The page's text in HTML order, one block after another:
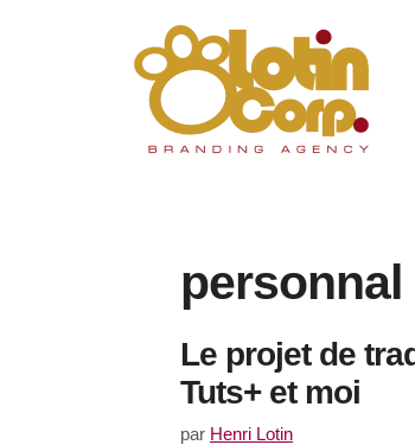
Le projet de
Tuts+ et moi
par Henri Lotin